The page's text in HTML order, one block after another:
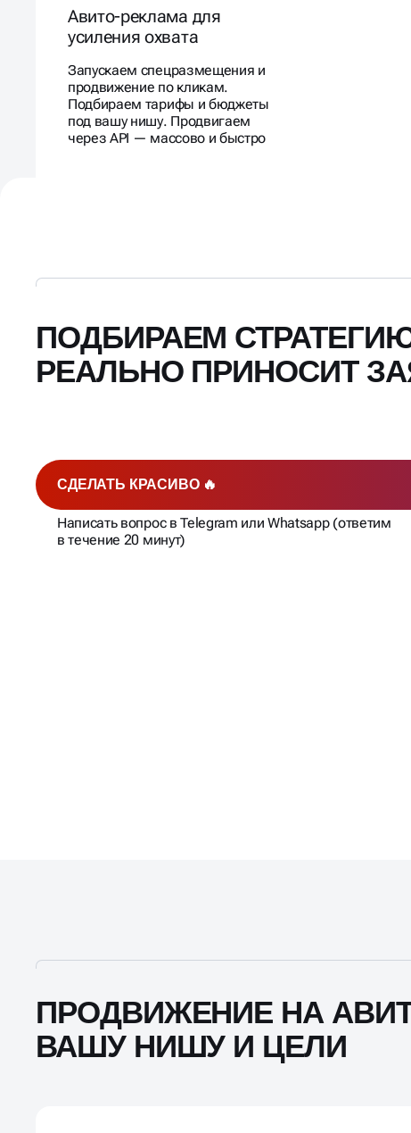
Авито-реклама для
усиления охвата
Запускаем спецразмещения и
продвижение по кликам.
Подбираем тарифы и бюджеты
под вашу нишу. Продвигаем
через API — массово и быстро
ПОДБИРАЕМ
РЕАЛЬНО ПРИНОСИТ
СДЕЛАТЬ КРАСИВО 🔥
Написать вопрос в Telegram или Whatsapp (ответим
в течение 20 минут)
ПРОДВИЖЕНИЕ НА
ВАШУ НИШУ И ЦЕЛИ